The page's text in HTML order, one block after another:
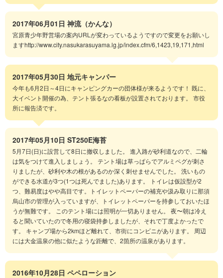
2017年06月01日 神流（かんな）
宮原青少年野営場の案内URLが変わっているようですので変更をお願いし
ますhttp://www.city.nasukarasuyama.lg.jp/index.cfm/6,1423,19,171,html
2017年05月30日 地元キャンパー
今年も6月2日～4日にキャンピングカーの団体様が来るようです！ 既に、
大イベント開催の為、テント張るなの看板が設置されております。 市役
所に報告済です。
2017年05月10日 ST250E海苔
5月7日(日)に設営して8日に撤収しました。 進入路が砂利道なので、二輪
は気をつけて進入しましょう。 テント場は草っぱらでアルミペグが刺さ
りましたが、砂利や木の根があるのか深く刺せませんでした。 洗いもの
ができる水道が3つ(1つは死んでました)あります。 トイレは仮設型が2
つ、難易度はやや高目です。トイレットペーパーの補充や汲み取りに那須
烏山市の管理が入っていますが、トイレットペーパーを持参しておいたほ
うが無難です。 このテント場には照明が一切ありません。 夜〜朝は冷え
ると聞いていたので冬用の寝袋持参しましたが、それで丁度よかったで
す。 キャンプ場から2kmほど離れて、市街にコンビニがあります。 周辺
には大金温泉の他に似たような距離で、2箇所の温泉があります。
2016年10月28日 ペペローション